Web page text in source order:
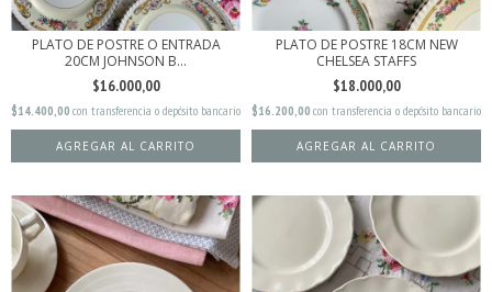
PLATO DE POSTRE O ENTRADA
20CM JOHNSON B...
$16.000,00
$14.400,00 con transferencia o depósito bancario
PLATO DE POSTRE 18CM NEW
CHELSEA STAFFS
$18.000,00
$16.200,00 con transferencia o depósito bancario